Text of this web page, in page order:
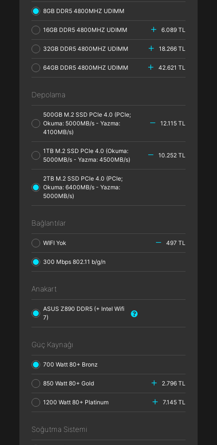
8GB DDR5 4800MHZ UDIMM
16GB DDR5 4800MHZ UDIMM 6.089 TL
32GB DDR5 4800MHZ UDIMM 18.266 TL
64GB DDR5 4800MHZ UDIMM 42.621 TL
Depolama
500GB M.2 SSD PCle 4.0 (PCle;
Okuma: 5000MB/s - Yazma:
4100MB/s)
12.115 TL
1TB M.2 SSD PCle 4.0 (Okuma:
5000MB/s - Yazma: 4500MB/s)
10.252 TL
2TB M.2 SSD PCle 4.0 (PCle;
Okuma: 6400MB/s - Yazma:
5000MB/s)
Bağlantılar
WIFI Yok 497 TL
300 Mbps 802.11 b/g/n
Anakart
ASUS Z890 DDR5 (+ Intel Wifi
7)
Güç Kaynağı
700 Watt 80+ Bronz
850 Watt 80+ Gold 2.796 TL
1200 Watt 80+ Platinum 7.145 TL
Soğutma Sistemi